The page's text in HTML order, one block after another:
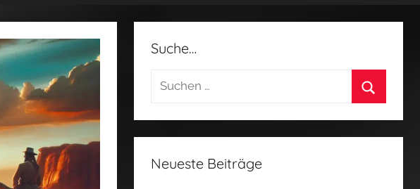
Suche…
Suchen
Neueste Beiträge